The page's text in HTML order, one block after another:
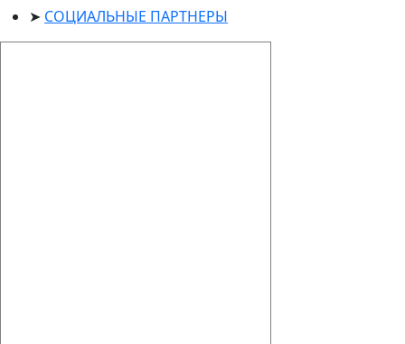
СОЦИАЛЬНЫЕ ПАРТНЕРЫ